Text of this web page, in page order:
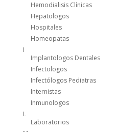
Hemodialisis Clínicas
Hepatologos
Hospitales
Homeopatas
I
Implantologos Dentales
Infectologos
Infectólogos Pediatras
Internistas
Inmunologos
L
Laboratorios